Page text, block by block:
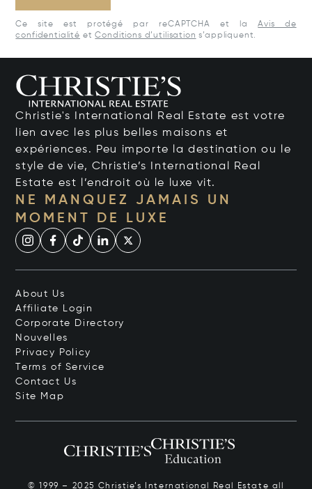
Ce site est protégé par reCAPTCHA et la
Avis de
confidentialité etConditions d’utilisation s’appliquent.
Christie's International Real Estate est votre
lien avec les plus belles maisons et
expériences. Peu importe la destination ou le
style de vie, Christie’s International Real
Estate est l’endroit où le luxe vit.
NE MANQUEZ JAMAIS UN
MOMENT DE LUXE
About Us
Affiliate Login
Corporate Directory
Nouvelles
Privacy Policy
Terms of Service
Contact Us
Site Map
© 1999 – 2025 Christie’s International Real Estate all